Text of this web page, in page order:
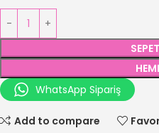
WhatsApp Sipariş
Add to compare